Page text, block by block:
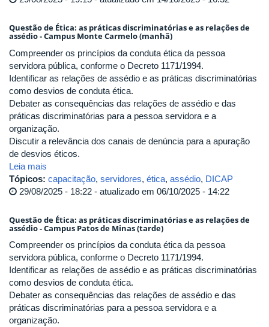
Questão de Ética: as práticas discriminatórias e as relações de
assédio - Campus Monte Carmelo (manhã)
Compreender os princípios da conduta ética da pessoa
servidora pública, conforme o Decreto 1171/1994.
Identificar as relações de assédio e as práticas discriminatórias
como desvios de conduta ética.
Debater as consequências das relações de assédio e das
práticas discriminatórias para a pessoa servidora e a
organização.
Discutir a relevância dos canais de denúncia para a apuração
de desvios éticos.
Leia mais
Tópicos: capacitação, servidores, ética, assédio, DICAP
29/08/2025 - 18:22 - atualizado em 06/10/2025 - 14:22
Questão de Ética: as práticas discriminatórias e as relações de
assédio - Campus Patos de Minas (tarde)
Compreender os princípios da conduta ética da pessoa
servidora pública, conforme o Decreto 1171/1994.
Identificar as relações de assédio e as práticas discriminatórias
como desvios de conduta ética.
Debater as consequências das relações de assédio e das
práticas discriminatórias para a pessoa servidora e a
organização.